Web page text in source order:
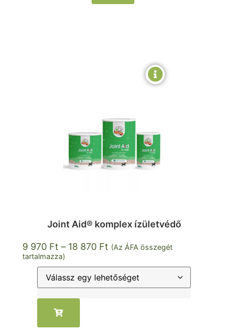
Joint Aid® komplex ízületvédő
9 970 Ft – 18 870 Ft (Az ÁFA összegét
tartalmazza)